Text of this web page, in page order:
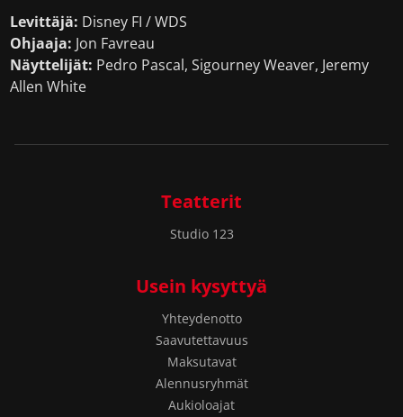
Levittäjä: Disney FI / WDS
Ohjaaja: Jon Favreau
Näyttelijät: Pedro Pascal, Sigourney Weaver, Jeremy
Allen White
Teatterit
Studio 123
Usein kysyttyä
Yhteydenotto
Saavutettavuus
Maksutavat
Alennusryhmät
Aukioloajat